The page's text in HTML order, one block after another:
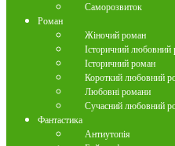
Саморозвиток
Роман
Жіночий роман
Історичний любовний
Історичний роман
Короткий любовний
Любовні романи
Сучасний любовний
Фантастика
Антиутопія